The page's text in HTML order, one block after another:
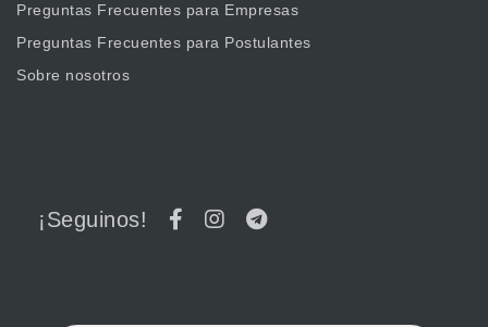
Preguntas Frecuentes para Empresas
Preguntas Frecuentes para Postulantes
Sobre nosotros
¡Seguinos!